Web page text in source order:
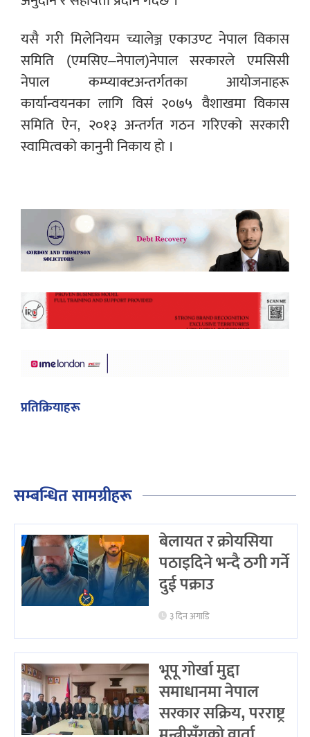
यसै गरी मिलेनियम च्यालेञ्ज एकाउण्ट नेपाल विकास
समिति (एमसिए–नेपाल)नेपाल सरकारले एमसिसी
नेपाल कम्प्याक्टअन्तर्गतका आयोजनाहरू
कार्यान्वयनका लागि विसं २०७५ वैशाखमा विकास
समिति ऐन, २०१३ अन्तर्गत गठन गरिएको सरकारी
स्वामित्वको कानुनी निकाय हो ।
प्रतिक्रियाहरू
सम्बन्धित सामग्रीहरू
बेलायत र क्रोयसिया
पठाइदिने भन्दै ठगी गर्ने
दुई पक्राउ
३ दिन अगाडि
भूपू गोर्खा मुद्दा
समाधानमा नेपाल
सरकार सक्रिय, परराष्ट्र